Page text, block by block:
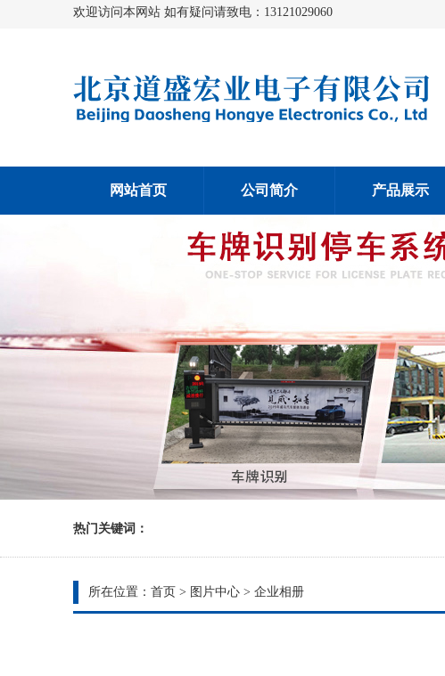
欢迎访问本网站 如有疑问请致电：13121029060
网站首页 公司简介 产品展示
热门关键词：
所在位置： 首页 > 图片中心 > 企业相册